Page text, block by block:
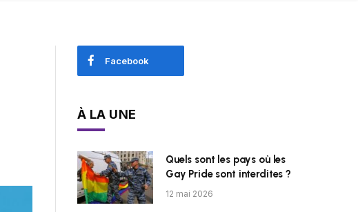
Facebook
À LA UNE
Quels sont les pays où les
Gay Pride sont interdites ?
12 mai 2026